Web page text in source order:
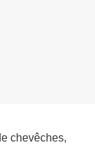
chevêches,